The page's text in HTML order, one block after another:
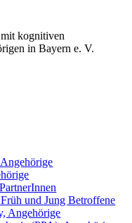
kognitiven
in Bayern e. V.
und Jung Betroffene
Angehörige